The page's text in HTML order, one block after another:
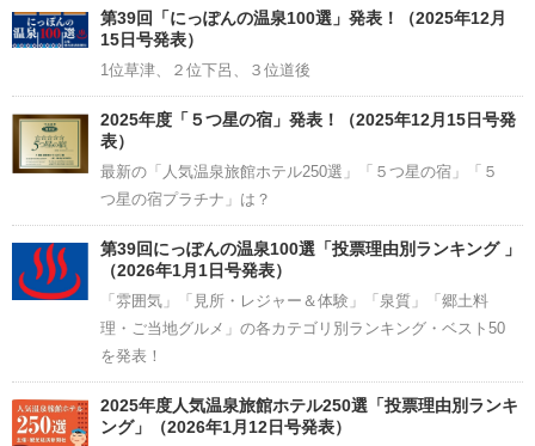
Channel
第39回「にっぽんの温泉100選」発表！（2025年12月
15日号発表）
1位草津、２位下呂、３位道後
2025年度「５つ星の宿」発表！（2025年12月15日号発
表）
最新の「人気温泉旅館ホテル250選」「５つ星の宿」「５
つ星の宿プラチナ」は？
第39回にっぽんの温泉100選「投票理由別ランキング 」
（2026年1月1日号発表）
「雰囲気」「見所・レジャー＆体験」「泉質」「郷土料
理・ご当地グルメ」の各カテゴリ別ランキング・ベスト50
を発表！
2025年度人気温泉旅館ホテル250選「投票理由別ランキ
ング」（2026年1月12日号発表）